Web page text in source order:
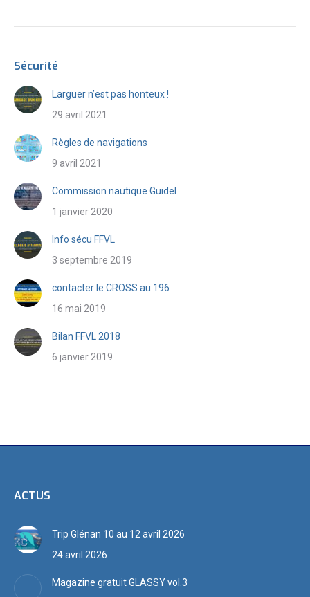
Sécurité
Larguer n’est pas honteux !
29 avril 2021
Règles de navigations
9 avril 2021
Commission nautique Guidel
1 janvier 2020
Info sécu FFVL
3 septembre 2019
contacter le CROSS au 196
16 mai 2019
Bilan FFVL 2018
6 janvier 2019
ACTUS
Trip Glénan 10 au 12 avril 2026
24 avril 2026
Magazine gratuit GLASSY vol.3